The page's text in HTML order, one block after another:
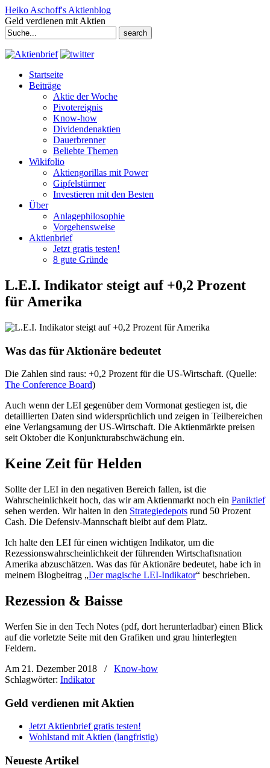
Heiko Aschoff's Aktienblog
Geld verdienen mit Aktien
Search
for:
Startseite
Beiträge
Aktie der Woche
Pivotereignis
Know-how
Dividendenaktien
Dauerbrenner
Beliebte Themen
Wikifolio
Aktiengorillas mit Power
Gipfelstürmer
Investieren mit den Besten
Über
Anlagephilosophie
Vorgehensweise
Aktienbrief
Jetzt gratis testen!
8 gute Gründe
L.E.I. Indikator steigt auf +0,2 Prozent
für Amerika
Was das für Aktionäre bedeutet
Die Zahlen sind raus: +0,2 Prozent für die US-Wirtschaft. (Quelle:
The Conference Board)
Auch wenn der LEI gegenüber dem Vormonat gestiegen ist, die
detaillierten Daten sind widersprüchlich und zeigen in Teilbereichen
eine Verlangsamung der US-Wirtschaft. Die Aktienmärkte preisen
seit Oktober die Konjunkturabschwächung ein.
Keine Zeit für Helden
Sollte der LEI in den negativen Bereich fallen, ist die
Wahrscheinlichkeit hoch, das wir am Aktienmarkt noch ein Paniktief
sehen werden. Wir halten in den Strategiedepots rund 50 Prozent
Cash. Die Defensiv-Mannschaft bleibt auf dem Platz.
Ich halte den LEI für einen wichtigen Indikator, um die
Rezessionswahrscheinlichkeit der führenden Wirtschaftsnation
Amerika abzuschätzen. Was das für Aktionäre bedeutet, habe ich in
meinem Blogbeitrag „Der magische LEI-Indikator“ beschrieben.
Rezession & Baisse
Werfen Sie in den Tech Notes (pdf, dort herunterladbar) einen Blick
auf die vorletzte Seite mit den Grafiken und grau hinterlegten
Feldern.
Am 21. Dezember 2018
/
Know-how
Schlagwörter: Indikator
Geld verdienen mit Aktien
Jetzt Aktienbrief gratis testen!
Wohlstand mit Aktien (langfristig)
Neueste Artikel